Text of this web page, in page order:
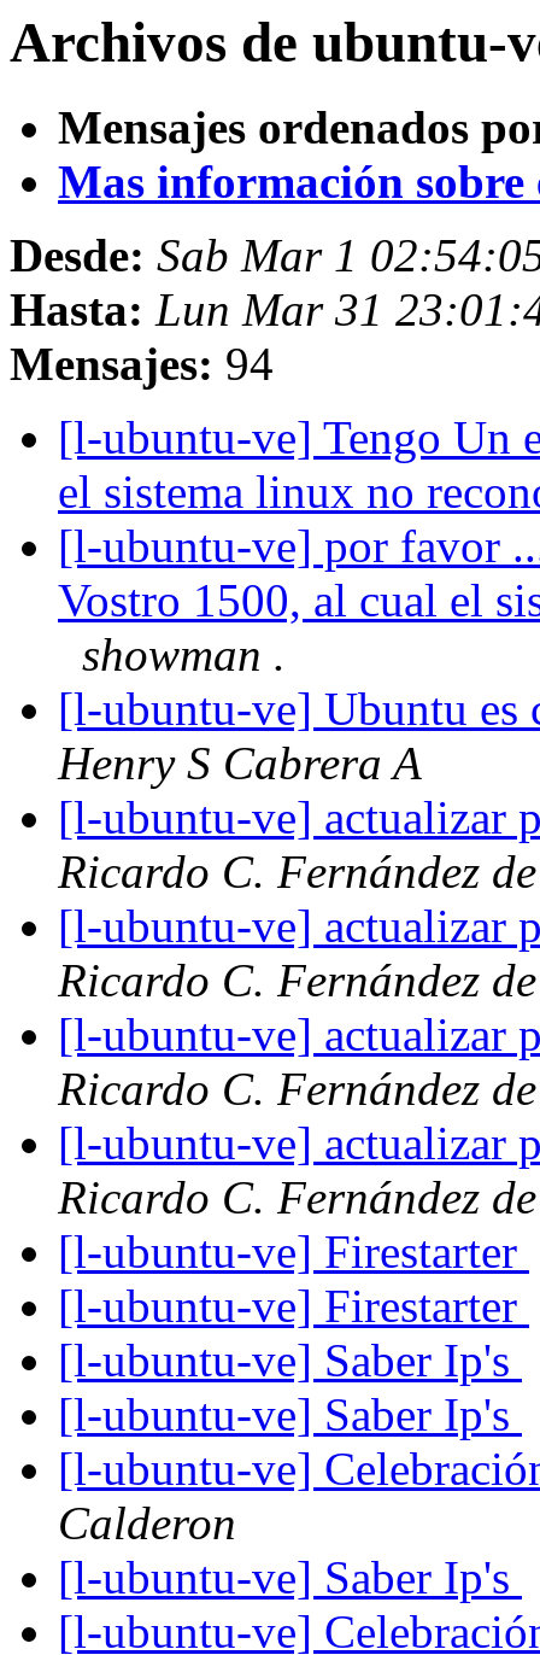
Archivos de ubuntu-
Mensajes ordenados
Mas información sobre
Desde: Sab Mar 1
Hasta: Lun Mar 31
Mensajes: 94
[l-ubuntu-ve] Tengo Un
el sistema linux no
[l-ubuntu-ve] por favor
Vostro 1500, al cual el
showman .
[l-ubuntu-ve] Ubuntu es
Henry S Cabrera A
[l-ubuntu-ve] actualizar
Ricardo C. Fernández
[l-ubuntu-ve] actualizar
Ricardo C. Fernández
[l-ubuntu-ve] actualizar
Ricardo C. Fernández
[l-ubuntu-ve] actualizar
Ricardo C. Fernández
[l-ubuntu-ve] Firestarter
[l-ubuntu-ve] Firestarter
[l-ubuntu-ve] Saber Ip's
[l-ubuntu-ve] Saber Ip's
[l-ubuntu-ve]
Calderon
[l-ubuntu-ve] Saber Ip's
[l-ubuntu-ve]